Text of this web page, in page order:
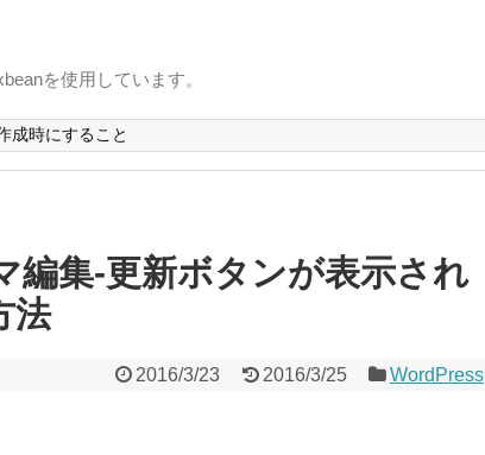
を使用しています。
成時にすること
編集-更新ボタンが表示され
法
2016/3/23 2016/3/25 WordPress